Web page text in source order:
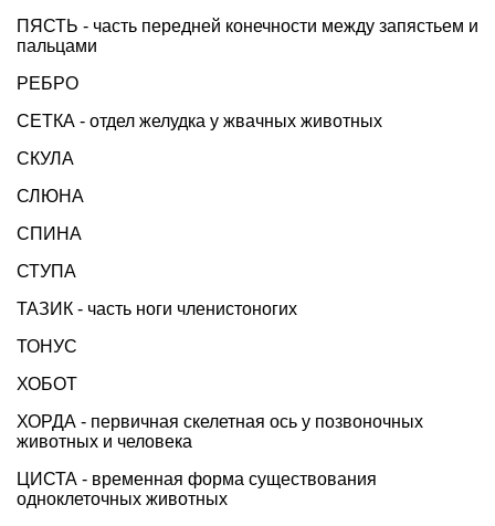
ПЯСТЬ - часть передней конечности между запястьем и
пальцами
РЕБРО
СЕТКА - отдел желудка у жвачных животных
СКУЛА
СЛЮНА
СПИНА
СТУПА
ТАЗИК - часть ноги членистоногих
ТОНУС
ХОБОТ
ХОРДА - первичная скелетная ось у позвоночных
животных и человека
ЦИСТА - временная форма существования
одноклеточных животных